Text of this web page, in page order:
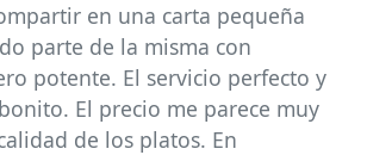
en una carta pequeña
parte de la misma con
potente. El servicio perfecto y
El precio me parece muy
de los platos. En